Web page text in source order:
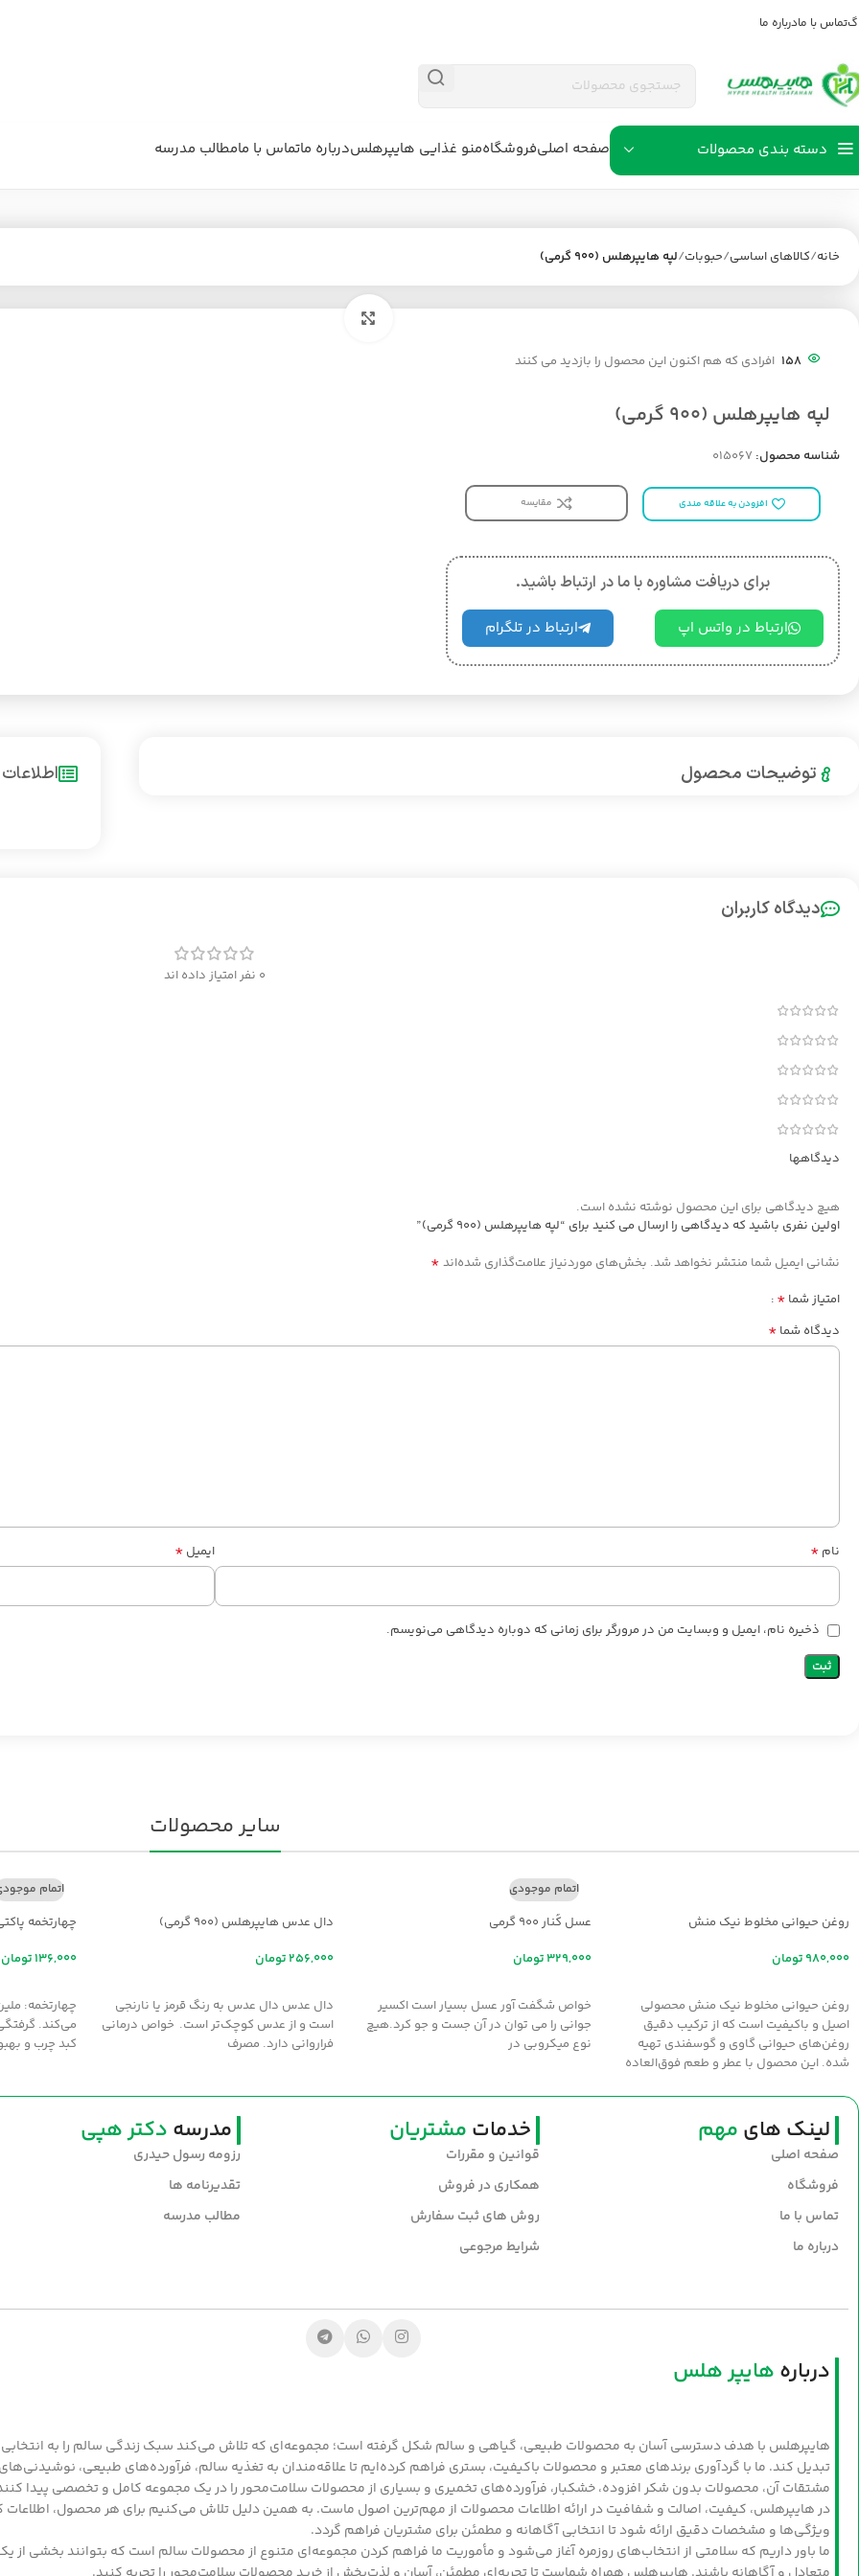
تماس با مادرباره ما
دسته بندی محصولات صفحه اصلیفروشگاهمنو غذایی هایپرهلسدرباره ماتماس با مامطالب مدرسه
خانه کالاهای اساسی حبوبات لپه هایپرهلس (900 گرمی)
158 افرادی که هم اکنون این محصول را بازدید می کنند
لپه هایپرهلس (900 گرمی)
شناسه محصول: 015067
افزودن به علاقه مندی مقایسه
برای دریافت مشاوره با ما در ارتباط باشید.
ارتباط در واتس اپ ارتباط در تلگرام
توضیحات محصول
دیدگاه کاربران
0 نفر امتیاز داده اند
دیدگاهها
هیچ دیدگاهی برای این محصول نوشته نشده است.
اولین نفری باشید که دیدگاهی را ارسال می کنید برای “لپه هایپرهلس (900 گرمی)”
نشانی ایمیل شما منتشر نخواهد شد. بخش‌های موردنیاز علامت‌گذاری شده‌اند *
امتیاز شما *
دیدگاه شما *
نام * ایمیل *
ذخیره نام، ایمیل و وبسایت من در مرورگر برای زمانی که دوباره دیدگاهی می‌نویسم.
سایر محصولات
روغن حیوانی مخلوط نیک منش
تومان
روغن حیوانی مخلوط نیک منش محصولی
اصیل و باکیفیت است که از ترکیب دقیق
روغن‌های حیوانی گاوی و گوسفندی تهیه
شده. این محصول با عطر و طعم فوق‌العاده
خوش‌عطر و صبحانه‌های مقوی است. سلامت و
طعم اصیل را با روغن نیک‌منش به سفره‌های
خود بیاورید.
اتمام موجودی
عسل کُنار ۹۰۰ گرمی
تومان
خواص شگفت آور عسل بسيار است اکسير
جواني را مي توان در آن جست و جو کرد.هيچ
نوع ميکروبي در
دال عدس هایپرهلس (900 گرمی)
تومان
دال عدس دال عدس به رنگ قرمز یا نارنجی
است و از عدس کوچک‌تر است. خواص درمانی
فراروانی دارد. مصرف
اتمام
چهارتخمه
تومان
چهارتخمه:
مي‌کند.
کبد چرب و
لینک های مهم
صفحه اصلی
فروشگاه
تماس با ما
درباره ما
خدمات مشتریان
قوانین و مقررات
همکاری در فروش
روش های ثبت سفارش
شرایط مرجوعی
مدرسه دکتر هپی
رزومه رسول حیدری
تقدیرنامه ها
مطالب مدرسه
درباره هایپر هلس
هایپرهلس با هدف دسترسی آسان به محصولات طبیعی، گیاهی و سالم شکل گرفته است؛ مجموعه‌ای که تلاش می‌کند سبک زندگی سالم را به
تبدیل کند. ما با گردآوری برندهای معتبر و محصولات باکیفیت، بستری فراهم کرده‌ایم تا علاقه‌مندان به تغذیه سالم، فرآورده‌های طبیعی،
مشتقات آن، محصولات بدون شکر افزوده، خشکبار، فرآورده‌های تخمیری و بسیاری از محصولات سلامت‌محور را در یک مجموعه کامل و تخصصی پیدا
در هایپرهلس، کیفیت، اصالت و شفافیت در ارائه اطلاعات محصولات از مهم‌ترین اصول ماست. به همین دلیل تلاش می‌کنیم برای هر محصول، اطلاعات
ویژگی‌ها و مشخصات دقیق ارائه شود تا انتخابی آگاهانه و مطمئن برای مشتریان فراهم گردد.
ما باور داریم که سلامتی از انتخاب‌های روزمره آغاز می‌شود و مأموریت ما فراهم کردن مجموعه‌ای متنوع از محصولات سالم است که بتوانند بخشی